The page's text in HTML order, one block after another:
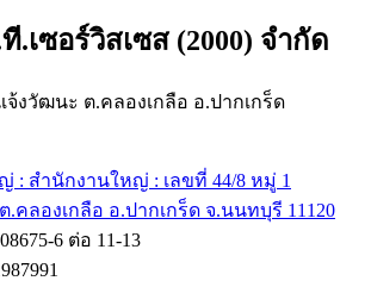
.เซอร์วิสเซส (2000) จำกัด
จ้งวัฒนะ ต.คลองเกลือ อ.ปากเกร็ด
: สำนักงานใหญ่ : เลขที่ 44/8 หมู่ 1
คลองเกลือ อ.ปากเกร็ด จ.นนทบุรี 11120
6 ต่อ 11-13